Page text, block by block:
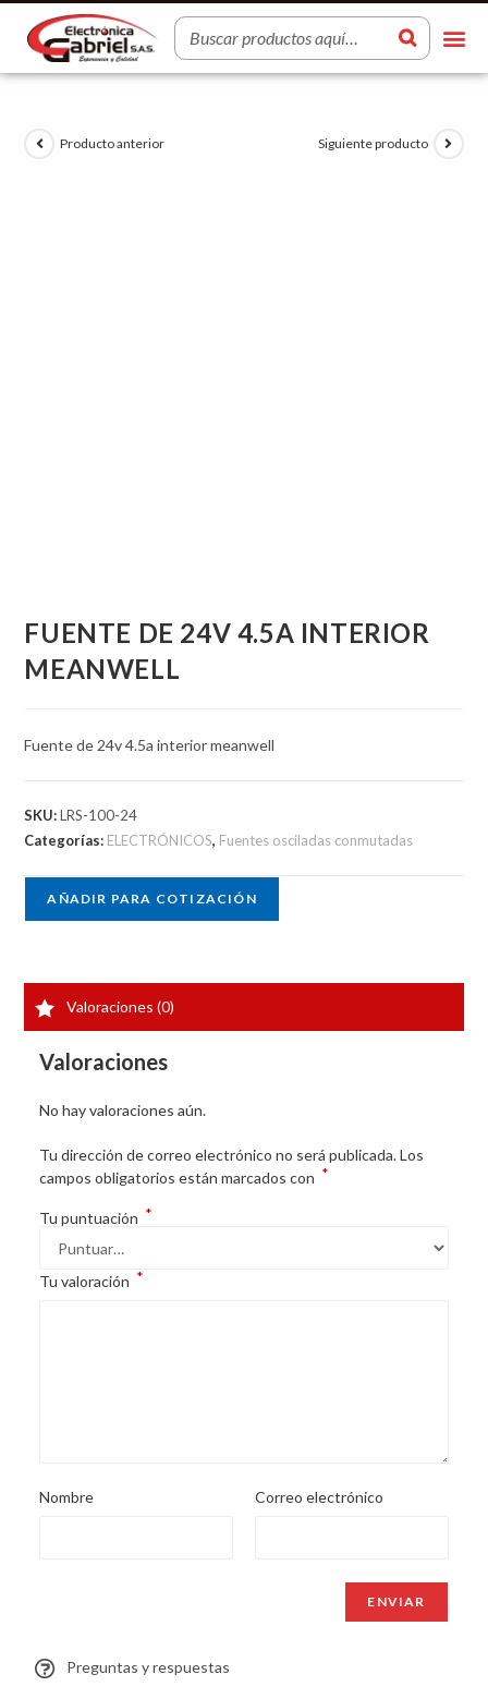
Producto anterior Siguiente producto
FUENTE DE 24V 4.5A INTERIOR
MEANWELL
Fuente de 24v 4.5a interior meanwell
SKU:LRS-100-24
Categorías: ELECTRÓNICOS, Fuentes osciladas conmutadas
AÑADIR PARA COTIZACIÓN
Valoraciones (0)
Valoraciones
No hay valoraciones aún.
Tu dirección de correo electrónico no será publicada. Los
campos obligatorios están marcados con *
Tu puntuación *
Tu valoración *
Nombre Correo electrónico
Preguntas y respuestas